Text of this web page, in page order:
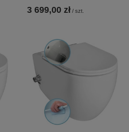
3 699,00 zł / szt.